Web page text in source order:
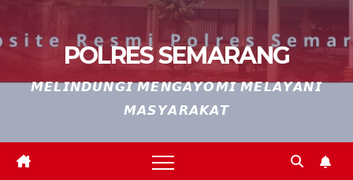
POLRES SEMARANG
𝙈𝙀𝙇𝙄𝙉𝘿𝙐𝙉𝙂𝙄 𝙈𝙀𝙉𝙂𝘼𝙔𝙊𝙈𝙄 𝙈𝙀𝙇𝘼𝙔𝘼𝙉𝙄
𝙈𝘼𝙎𝙔𝘼𝙍𝘼𝙆𝘼𝙏